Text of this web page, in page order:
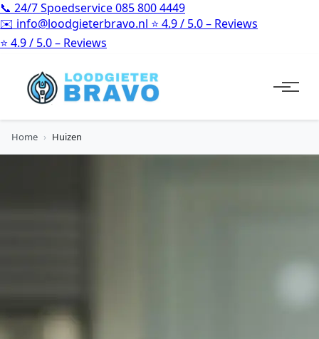
📞 24/7 Spoedservice085 800 4449
✉️ info@loodgieterbravo.nl ⭐ 4.9 / 5.0 – Reviews
⭐ 4.9 / 5.0 – Reviews
Home › Huizen